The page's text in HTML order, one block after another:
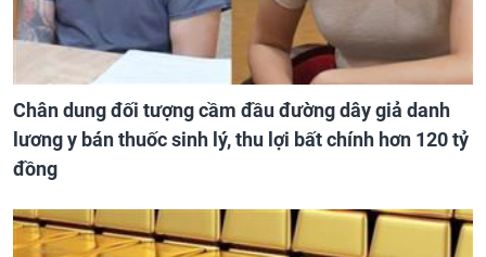
Chân dung đối tượng cầm đầu đường dây giả danh
lương y bán thuốc sinh lý, thu lợi bất chính hơn 120 tỷ
đồng